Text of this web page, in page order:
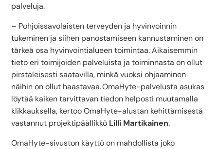
palveluja.
– Pohjoissavolaisten terveyden ja hyvinvoinnin
tukeminen ja siihen panostamiseen kannustaminen on
tärkeä osa hyvinvointialueen toimintaa. Aikaisemmin
tieto eri toimijoiden palveluista ja toiminnasta on ollut
pirstaleisesti saatavilla, minkä vuoksi ohjaaminen
näihin on ollut haastavaa. OmaHyte-palvelusta asukas
löytää kaiken tarvittavan tiedon helposti muutamalla
klikkauksella, kertoo OmaHyte-alustan kehittämisestä
vastannut projektipäällikkö Lilli Martikainen.
OmaHyte-sivuston käyttö on mahdollista joko